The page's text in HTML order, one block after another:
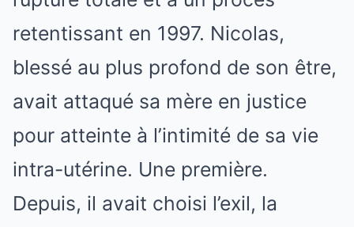
retentissant en 1997. Nicolas,
blessé au plus profond de son être,
avait attaqué sa mère en justice
pour atteinte à l’intimité de sa vie
intra-utérine. Une première.
Depuis, il avait choisi l’exil, la